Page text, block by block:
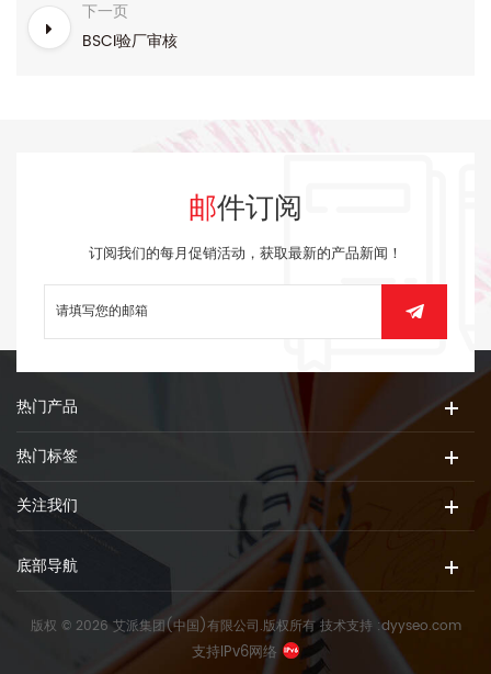
下一页
BSCI验厂审核
邮件订阅
订阅我们的每月促销活动，获取最新的产品新闻！
热门产品
热门标签
关注我们
底部导航
版权 © 2026 艾派集团(中国)有限公司.版权所有技术支持 :dyyseo.com
支持IPv6网络